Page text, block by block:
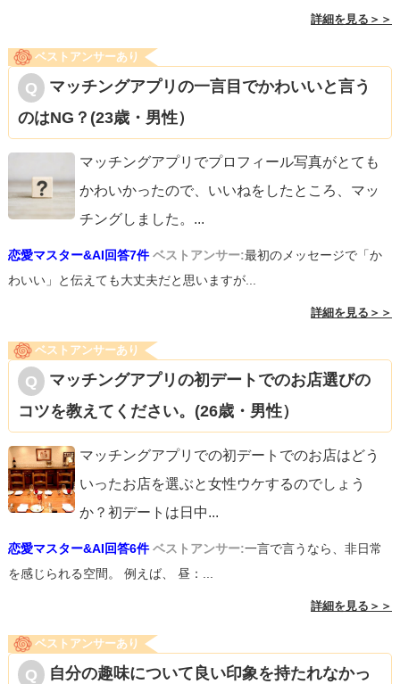
詳細を見る＞＞
ベストアンサーあり
マッチングアプリの一言目でかわいいと言う
のはNG？(23歳・男性）
マッチングアプリでプロフィール写真がとても
かわいかったので、いいねをしたところ、マッ
チングしました。 ...
恋愛マスター&AI回答7件 ベストアンサー:最初のメッセージで「か
わいい」と伝えても大丈夫だと思いますが...
詳細を見る＞＞
ベストアンサーあり
マッチングアプリの初デートでのお店選びの
コツを教えてください。(26歳・男性）
マッチングアプリでの初デートでのお店はどう
いったお店を選ぶと女性ウケするのでしょう
か？初デートは日中...
恋愛マスター&AI回答6件 ベストアンサー:一言で言うなら、非日常
を感じられる空間。 例えば、 昼：...
詳細を見る＞＞
ベストアンサーあり
自分の趣味について良い印象を持たれなかっ